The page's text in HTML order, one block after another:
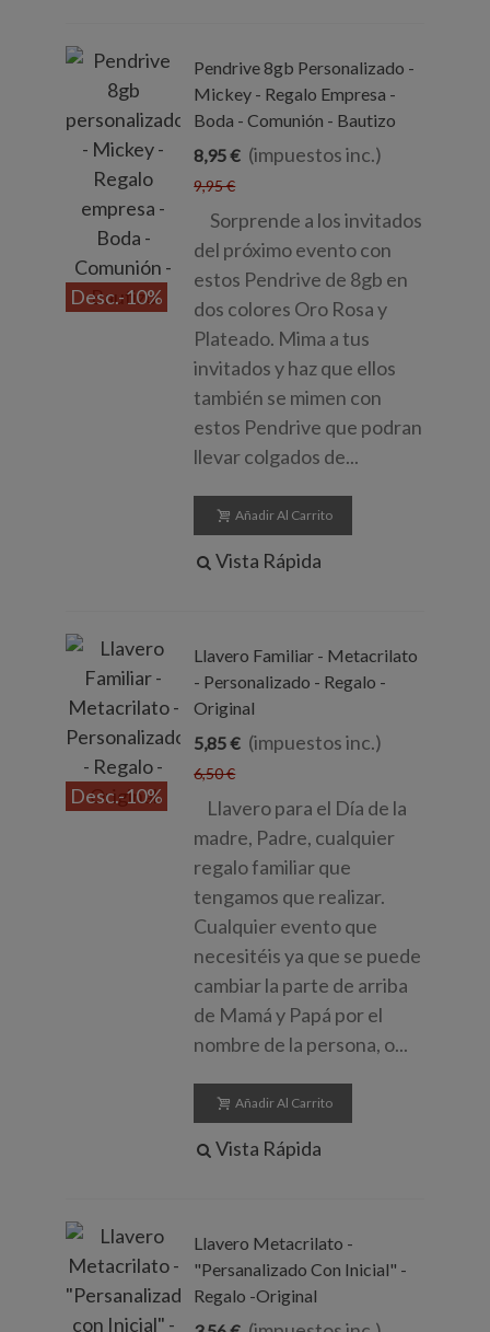
Desc.-10%
Pendrive 8gb Personalizado -
Mickey - Regalo Empresa -
Boda - Comunión - Bautizo
8,95 € (impuestos inc.)
9,95 €
Sorprende a los invitados
del próximo evento con
estos Pendrive de 8gb en
dos colores Oro Rosa y
Plateado. Mima a tus
invitados y haz que ellos
también se mimen con
estos Pendrive que podran
llevar colgados de...
Añadir Al Carrito
Vista Rápida
Desc.-10%
Llavero Familiar - Metacrilato
- Personalizado - Regalo -
Original
5,85 € (impuestos inc.)
6,50 €
Llavero para el Día de la
madre, Padre, cualquier
regalo familiar que
tengamos que realizar.
Cualquier evento que
necesitéis ya que se puede
cambiar la parte de arriba
de Mamá y Papá por el
nombre de la persona, o...
Añadir Al Carrito
Vista Rápida
Llavero Metacrilato -
"Persanalizado Con Inicial" -
Regalo -Original